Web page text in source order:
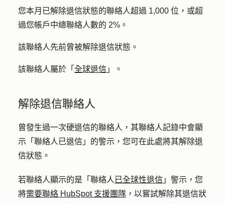
您本月已解除退信狀態的聯絡人超過 1,000 位，或超
過您帳戶中總聯絡人數的 2%。
該聯絡人先前曾被解除退信狀態。
該聯絡人屬於「 全球退信 」。
解除退信聯絡人
曾發生過一次硬退信的聯絡人，其聯絡人記錄中會顯
示「聯絡人已退信」的警示，您可在此處將其解除退
信狀態。
若聯絡人顯示的是「聯絡人 已全球性退信 」警示，您
將需要聯絡 HubSpot 支援團隊 ，以嘗試解除其退信狀